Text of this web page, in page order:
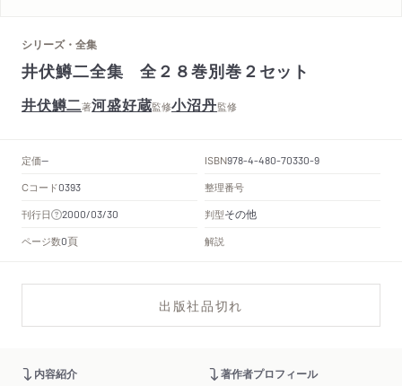
シリーズ・全集
井伏鱒二全集 全２８巻別巻２セット
井伏鱒二著河盛好蔵監修小沼丹監修
定価-- ISBN978-4-480-70330-9
Cコード0393
整理番号
刊行日
2000/03/30 判型その他
ページ数0頁 解説
出版社品切れ
内容紹介 著作者プロフィール